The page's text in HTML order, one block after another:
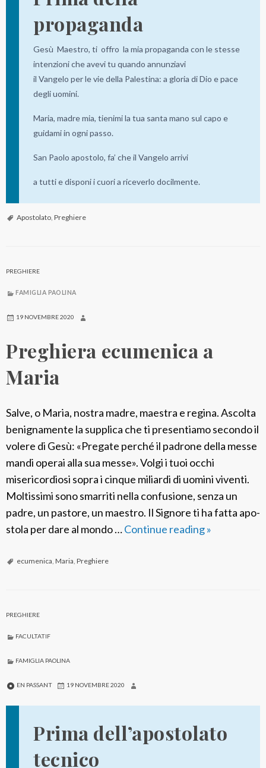
i
n
o
propaganda
Gesù Maestro, ti offro la mia propaganda con le stesse
intenzioni che avevi tu quando annunziavi
il Vangelo per le vie della Palestina: a gloria di Dio e pace
degli uomini.
Maria, madre mia, tienimi la tua santa mano sul capo e
guidami in ogni passo.
San Paolo apostolo, fa’ che il Vangelo arrivi
a tutti e disponi i cuori a riceverlo docilmente.
Apostolato, Preghiere
PREGHIERE
FAMIGLIA PAOLINA
19 NOVEMBRE 2020
Preghiera ecumenica a
Maria
Salve, o Maria, nostra madre, maestra e regina. Ascolta
benignamente la supplica che ti presentiamo secondo il
volere di Gesù: «Pregate perché il padrone della messe
mandi operai alla sua messe». Volgi i tuoi occhi
misericordiosi sopra i cinque miliardi di uomini viventi.
Moltissimi sono smarriti nella confusione, senza un
padre, un pastore, un maestro. Il Signore ti ha fatta apo-
stola per dare al mondo …Continue readingP
m
»
ecumenica, Maria, Preghiere
PREGHIERE
FACULTATIF
FAMIGLIA PAOLINA
EN PASSANT 19 NOVEMBRE 2020
Prima dell’apostolato
tecnico